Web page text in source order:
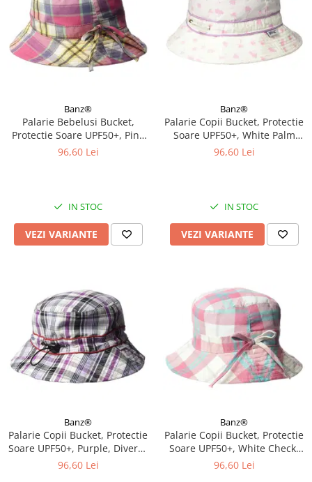
Banz®
Palarie Bebelusi Bucket,
Protectie Soare UPF50+, Pink
Check, Diverse marimi
96,60 Lei
IN STOC
VEZI VARIANTE
Banz®
Palarie Copii Bucket, Protectie
Soare UPF50+, White Palm
Tree, Diverse marimi
96,60 Lei
IN STOC
VEZI VARIANTE
Banz®
Palarie Copii Bucket, Protectie
Soare UPF50+, Purple, Diverse
marimi
96,60 Lei
Banz®
Palarie Copii Bucket, Protectie
Soare UPF50+, White Check,
Diverse marimi
96,60 Lei